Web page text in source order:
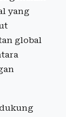
yang
global